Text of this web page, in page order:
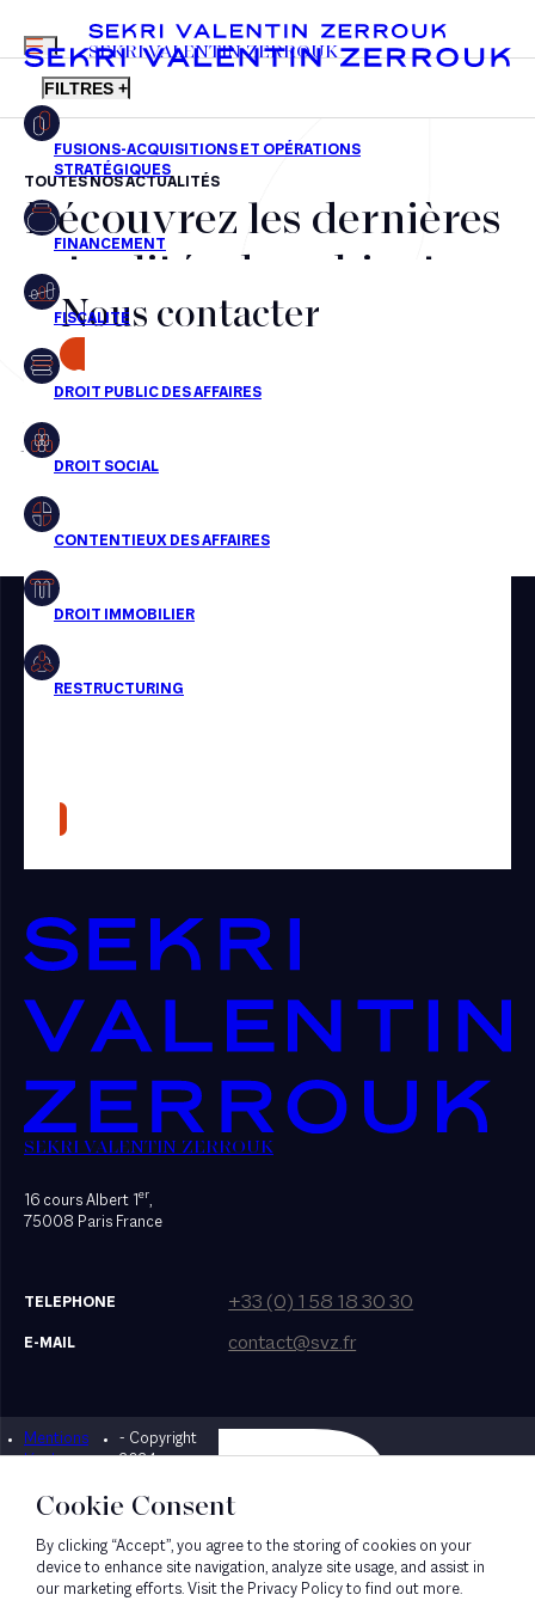
FR EN
MENU
SEKRI VALENTIN ZERROUK
FILTRES +
Fusions-acquisitions et opérations stratégiques
Financement
Fiscalité
Droit public des affaires
Droit social
Droit immobilier
Restructuring
Presse
TOUTES NOS ACTUALITÉS
Découvrez les dernières
actualités du cabinet,
nos récompenses et nos
transactions, jour après
jour
Aucun résultats pour cette recherche
Nous contacter
SEKRI VALENTIN ZERROUK
16 cours Albert 1er,
75008 Paris France
TELEPHONE +33 (0) 1 58 18 30 30
E-MAIL contact@svz.fr
Mentions
légales
- Copyright
2024
Designed by Bonhomme
Cookie Consent
By clicking “Accept”, you agree to the storing of cookies on your
device to enhance site navigation, analyze site usage, and assist in
our marketing efforts. Visit the Privacy Policy to find out more.